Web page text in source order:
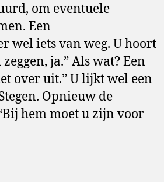
om eventuele
Een
wel iets van weg. U hoort
ja.” Als wat? Een
over uit.” U lijkt wel een
Opnieuw de
hem moet u zijn voor